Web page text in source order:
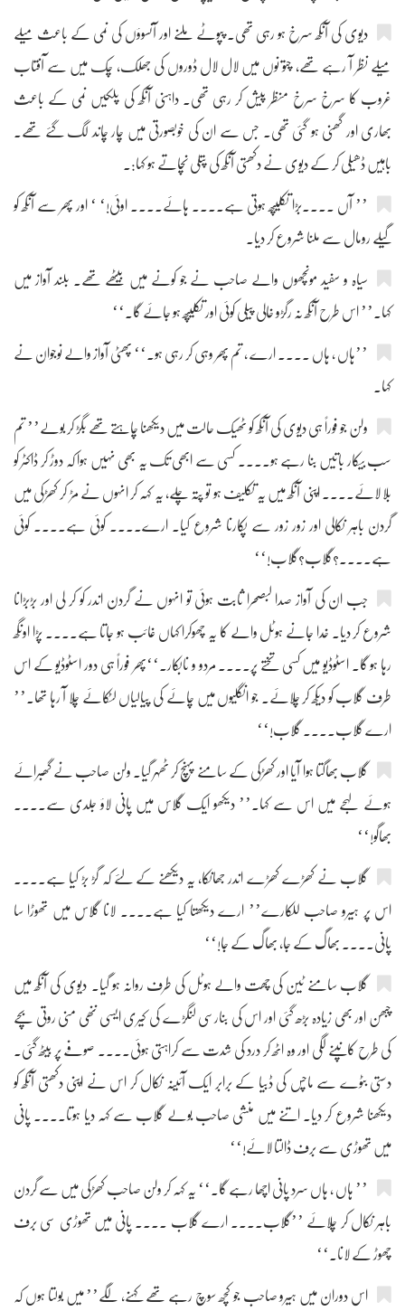
دیوی کی آنکھ سرخ ہو رہی تھی۔ پپوٹے ملنے اور آنسوؤں کی نمی کے باعث میلے
میلے نظر آ رہے تھے، چتو نوں میں لال لال ڈوروں کی جھلک، چک میں سے آفتاب
غروب کا سرخ سرخ منظر پیش کر رہی تھی۔ داہنی آنکھ کی پلکیں نمی کے باعث
بھاری اور گھنی ہو گئی تھی۔ جس سے ان کی خوبصورتی میں چار چاند لگ گئے تھے۔
باہیں ڈھیلی کر کے دیوی نے دکھتی آنکھ کی پتلی نچاتے ہو کہا:۔
’’ آں ....بڑا تکلیپھ ہوتی ہے.... ہائے.... اوئی!‘ ‘ اور پھر سے آنکھ کو
گیلے رومال سے ملنا شروع کر دیا۔
سیاہ و سفید مونچھوں والے صاحب نے جو کونے میں بیٹھے تھے۔ بلند آواز میں
کہا۔’’ اس طرح آنکھ نہ رگڑو خالی پیلی کوئی اور تکلیپھ ہو جائے گا۔‘‘
’’ہاں ، ہاں .... ارے ، تم پھر وہی کر رہی ہو۔‘‘ پھٹی آواز والے نوجوان نے
کہا۔
ولن جو فوراً ہی دیوی کی آنکھ کو ٹھیک حالت میں دیکھنا چاہتے تھے بگڑ کر بولے’’ تم
سب بیکار باتیں بنا رہے ہو.... کسی سے ابھی تک یہ بھی نہیں ہوا کہ دوڑ کر ڈاکٹر کو
بلا لائے.... اپنی آنکھ میں یہ تکلیف ہو تو پتہ چلے، یہ کہہ کر انہوں نے مڑ کر کھڑکی میں
گردن باہر نکالی اور زور زور سے پکارنا شروع کیا۔ ارے.... کوئی ہے.... کوئی
ہے....؟گلاب؟گلاب!‘‘
جب ان کی آواز صدا لبصحرا ثابت ہوئی تو انہوں نے گردن اندر کو کر لی اور بڑبڑانا
شروع کر دیا۔ خدا جانے ہوٹل والے کا یہ چھوکرا کہاں غائب ہو جاتا ہے.... پڑا اونگھ
رہا ہو گا۔ اسٹوڈیو میں کسی تختے پر.... مردو و نابکار۔‘‘پھر فوراً ہی دور اسٹوڈیو کے اس
طرف گلاب کو دیکھ کر چلائے۔ جو انگلیوں میں چائے کی پیالیاں لٹکائے چلا آ رہا تھا۔’’
ارے گلاب.... گلاب!‘‘
گلاب بھاگتا ہوا آیا اور کھڑکی کے سامنے پہنچ کر ٹھہر گیا۔ ولن صاحب نے گھبرائے
ہوئے لہجے میں اس سے کہا۔’’ دیکھو ایک گلاس میں پانی لاؤ جلدی سے....
بھاگو!‘‘
گلاب نے کھڑے کھڑے اندر جھانکا، یہ دیکھنے کے لئے کہ گڑ بڑ کیا ہے....
اس پر ہیرو صاحب للکارے’’ ارے دیکھتا کیا ہے.... لانا گلاس میں تھوڑا سا
پانی.... بھاگ کے جا، بھاگ کے جا!‘‘
گلاب سامنے ٹین کی چھت والے ہوٹل کی طرف روانہ ہو گیا۔ دیوی کی آنکھ میں
چبھن اور بھی زیادہ بڑھ گئی اور اس کی بنارسی لنگڑے کی کیری ایسی ننھی منی روتی بچے
کی طرح کانپنے لگی اور وہ اٹھ کر درد کی شدت سے کراہتی ہوئی.... صوفے پر بیٹھ گئی۔
دستی بٹوے سے ماچس کی ڈبیا کے برابر ایک آئینہ نکال کر اس نے اپنی دکھتی آنکھ کو
دیکھنا شروع کر دیا۔ اتنے میں منشی صاحب بولے گلاب سے کہہ دیا ہوتا.... پانی
میں تھوڑی سے برف ڈالتا لائے!‘‘
’’ ہاں ، ہاں سرد پانی اچھا رہے گا۔‘‘ یہ کہہ کر ولن صاحب کھڑکی میں سے گردن
باہر نکال کر چلائے ’’گلاب.... ارے گلاب .... پانی میں تھوڑی سی برف
چھوڑ کے لانا۔‘‘
اس دوران میں ہیرو صاحب جو کچھ سوچ رہے تھے کہنے، لگے’’ میں بولتا ہوں کہ